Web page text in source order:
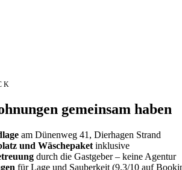
gemeinsam haben
am Dünenweg 41, Dierhagen Strand
und Wäschepaket inklusive
durch die Gastgeber – keine Agentur
für Lage und Sauberkeit (9,3/10 auf